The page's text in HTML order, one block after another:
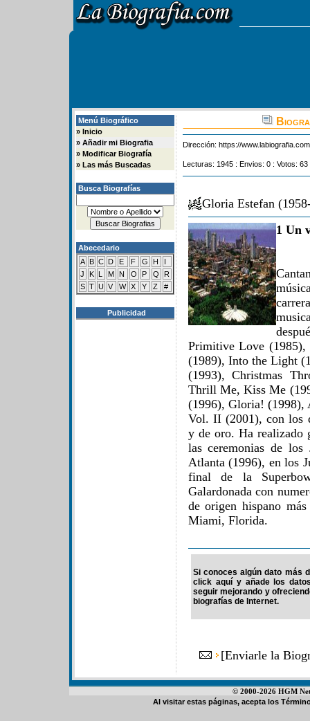
Menú Biográfico
» Inicio
» Añadir mi Biografia
» Modificar Biografía
» Las más Buscadas
Busca Biografías
Abecedario
A B C D E F G H
I
J
K L M N O P Q
R
S T U V W X Y Z #
Publicidad
Dirección: https://
Lecturas: 1945 : Envios: 0 : Votos:
Gloria Estefan
1 Un
Primitive Love
(1989), Into the Light
(1993), Christmas
Thrill Me, Kiss Me
(1996), Gloria! (1998),
Vol. II (2001), con los
y de oro. Ha realizado
las ceremonias de
Atlanta (1996), en los
final de la
Galardonada con
de origen hispano
Miami, Florida.
Si conoces algún dato más
click aquí y añade los
seguir mejorando y
biografías de Internet.
[Enviarle la
© 2000-2026 HGM
Al visitar estas páginas, acepta los